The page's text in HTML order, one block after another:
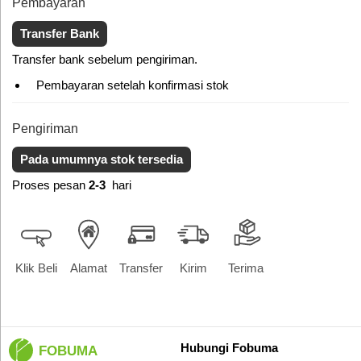
Pembayaran
Transfer Bank
Transfer bank sebelum pengiriman.
Pembayaran setelah konfirmasi stok
Pengiriman
Pada umumnya stok tersedia
Proses pesan 2-3 hari
Klik Beli Alamat Transfer Kirim Terima
FOBUMA Hubungi Fobuma